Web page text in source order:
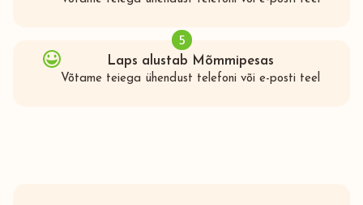
5
Laps alustab Mõmmipesas
Võtame teiega ühendust telefoni või e-posti teel